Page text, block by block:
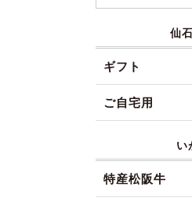
仙
ギフト
ご自宅用
い
特産松阪牛